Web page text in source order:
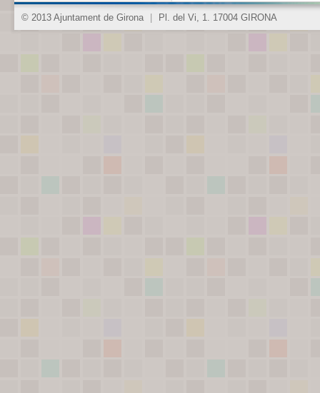
© 2013 Ajuntament de Girona Pl. del Vi, 1. 17004 GIRONA